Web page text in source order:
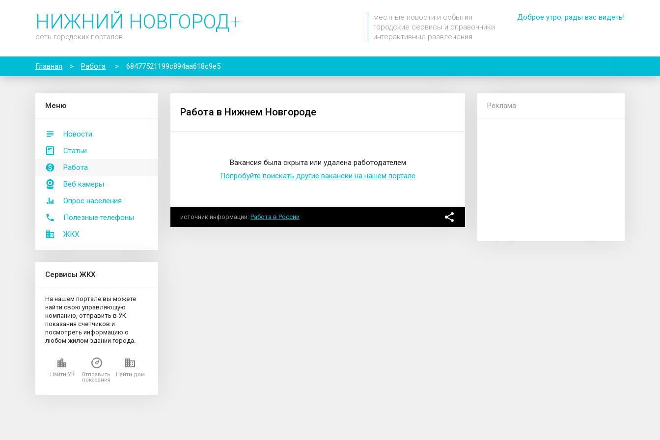
НИЖНИЙ НОВГОРОД+
сеть городских порталов
местные новости и события
городские сервисы и справочники
интерактивные развлечения
Доброе утро, рады вас видеть!
Главная > Работа > 68477521199c894aa618c9e5
Меню
Новости
Статьи
Работа
Веб камеры
Опрос населения
Полезные телефоны
ЖКХ
Сервисы ЖКХ
На нашем портале вы можете
найти свою управляющую
компанию, отправить в УК
показания счетчиков и
посмотреть информацию о
любом жилом здании города.
Найти УК
Отправить
показания
Найти дом
Работа в Нижнем Новгороде
Вакансия была скрыта или удалена работодателем
Попробуйте поискать другие вакансии на нашем портале
источник информации Работа в России
Реклама